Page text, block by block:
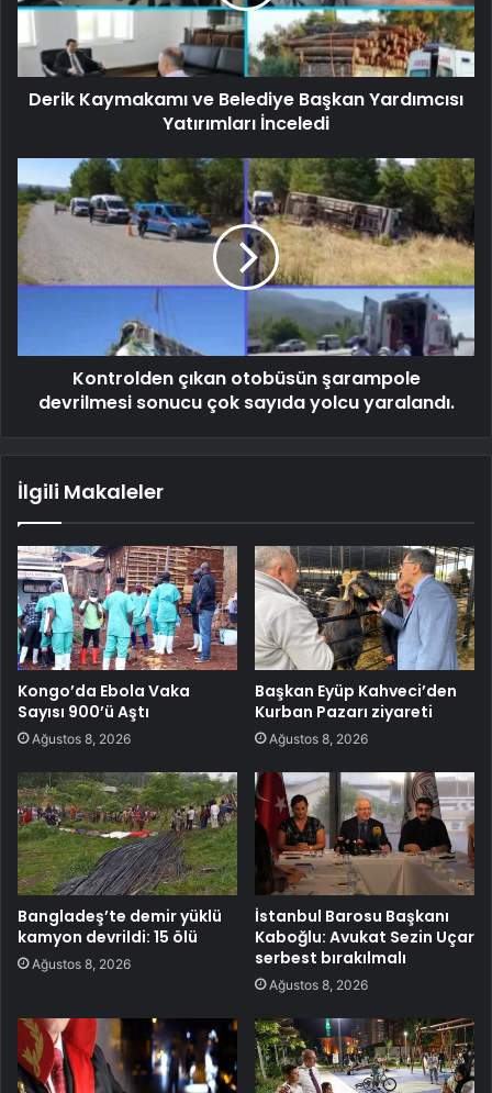
Derik Kaymakamı ve Belediye Başkan Yardımcısı
Yatırımları İnceledi
Kontrolden çıkan otobüsün şarampole
devrilmesi sonucu çok sayıda yolcu yaralandı.
İlgili Makaleler
Kongo’da Ebola Vaka
Sayısı 900’ü Aştı
Ağustos 8, 2026
Başkan Eyüp Kahveci’den
Kurban Pazarı ziyareti
Ağustos 8, 2026
Bangladeş’te demir yüklü
kamyon devrildi: 15 ölü
Ağustos 8, 2026
İstanbul Barosu Başkanı
Kaboğlu: Avukat Sezin Uçar
serbest bırakılmalı
Ağustos 8, 2026